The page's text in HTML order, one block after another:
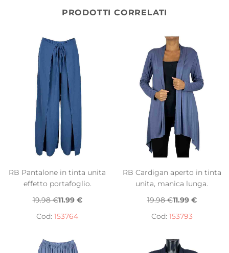
PRODOTTI CORRELATI
RB Pantalone in tinta unita
effetto portafoglio.
19.98 €11.99 €
Cod: 153764
RB Cardigan aperto in tinta
unita, manica lunga.
19.98 €11.99 €
Cod: 153793